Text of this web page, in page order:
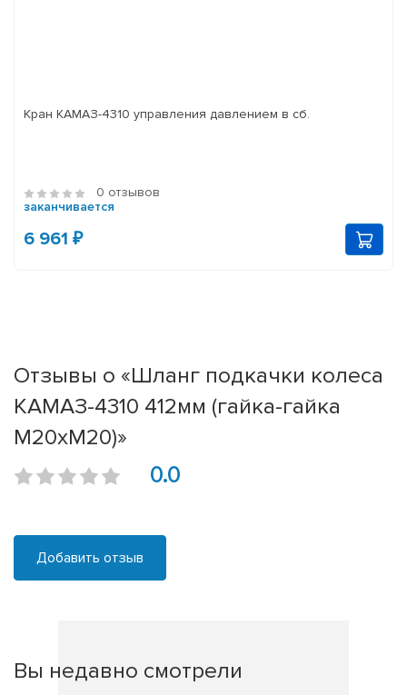
Кран КАМАЗ-4310 управления давлением в сб.
0 отзывов
заканчивается
6 961 ₽
Отзывы о «Шланг подкачки колеса
КАМАЗ-4310 412мм (гайка-гайка
М20хМ20)»
0.0
Добавить отзыв
Вы недавно смотрели